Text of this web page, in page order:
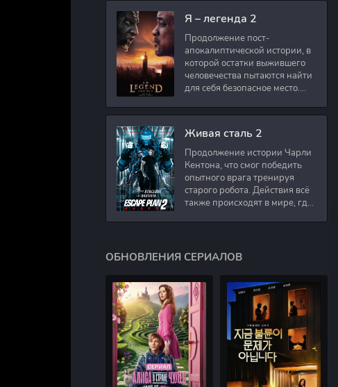
Я – легенда 2
Продолжение пост-
апокалиптической истории, в
которой остатки выжившего
человечества пытаются найти
для себя безопасное место.
работал в медицинском
Живая сталь 2
Продолжение истории Чарли
Кентона, что смог победить
опытного врага тренируя
старого робота. Действия всё
также происходят в мире, где
ОБНОВЛЕНИЯ СЕРИАЛОВ